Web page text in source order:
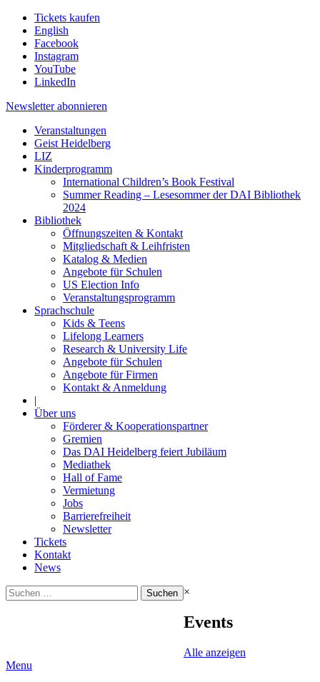
Tickets kaufen
English
Facebook
Instagram
YouTube
LinkedIn
Newsletter abonnieren
Veranstaltungen
Geist Heidelberg
LIZ
Kinderprogramm
International Children’s Book Festival
Summer Reading – Lesesommer der DAI Bibliothek
2024
Bibliothek
Öffnungszeiten & Kontakt
Mitgliedschaft & Leihfristen
Katalog & Medien
Angebote für Schulen
US Election Info
Veranstaltungsprogramm
Sprachschule
Kids & Teens
Lifelong Learners
Research & University Life
Angebote für Schulen
Angebote für Firmen
Kontakt & Anmeldung
|
Über uns
Förderer & Kooperationspartner
Gremien
Das DAI Heidelberg feiert Jubiläum
Mediathek
Hall of Fame
Vermietung
Jobs
Barrierefreiheit
Newsletter
Tickets
Kontakt
News
Suchen
nach:
×
Events
Alle anzeigen
Menu